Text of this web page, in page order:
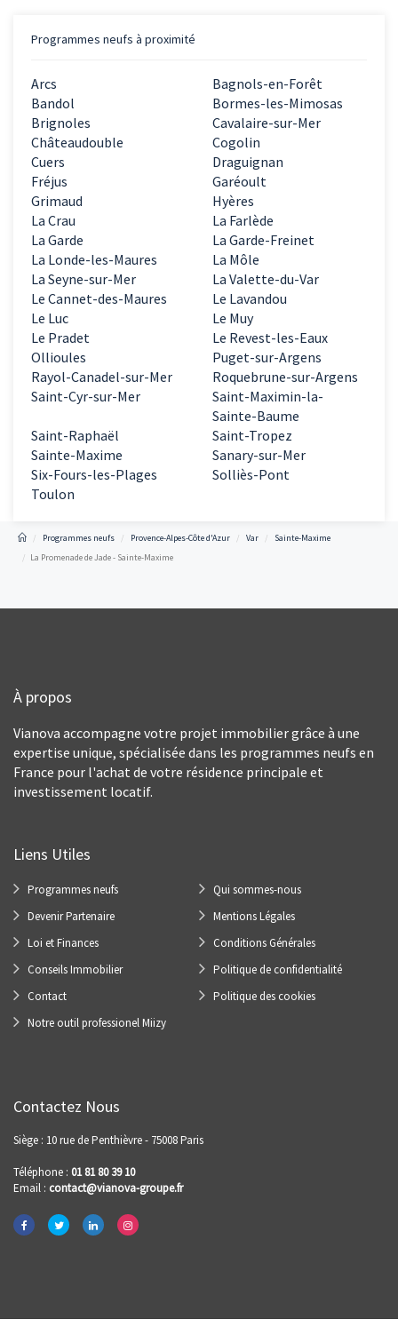
Programmes neufs à proximité
Arcs
Bagnols-en-Forêt
Bandol
Bormes-les-Mimosas
Brignoles
Cavalaire-sur-Mer
Châteaudouble
Cogolin
Cuers
Draguignan
Fréjus
Garéoult
Grimaud
Hyères
La Crau
La Farlède
La Garde
La Garde-Freinet
La Londe-les-Maures
La Môle
La Seyne-sur-Mer
La Valette-du-Var
Le Cannet-des-Maures
Le Lavandou
Le Luc
Le Muy
Le Pradet
Le Revest-les-Eaux
Ollioules
Puget-sur-Argens
Rayol-Canadel-sur-Mer
Roquebrune-sur-Argens
Saint-Cyr-sur-Mer
Saint-Maximin-la-
Sainte-Baume
Saint-Raphaël
Saint-Tropez
Sainte-Maxime
Sanary-sur-Mer
Six-Fours-les-Plages
Solliès-Pont
Toulon
Programmes neufs Provence-Alpes-Côte d'Azur Var
Sainte-Maxime
La Promenade de Jade - Sainte-Maxime
À propos
Vianova accompagne votre projet immobilier grâce à une
expertise unique, spécialisée dans les programmes neufs en
France pour l'achat de votre résidence principale et
investissement locatif.
Liens Utiles
Programmes neufs
Devenir Partenaire
Loi et Finances
Conseils Immobilier
Contact
Notre outil professionel Miizy
Qui sommes-nous
Mentions Légales
Conditions Générales
Politique de confidentialité
Politique des cookies
Contactez Nous
Siège : 10 rue de Penthièvre - 75008 Paris
Téléphone : 01 81 80 39 10
Email : contact@vianova-groupe.fr